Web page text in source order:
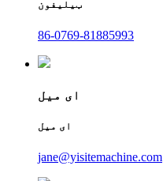
ټیلیفون
86-0769-81885993
ای میل
ای میل
jane@yisitemachine.com